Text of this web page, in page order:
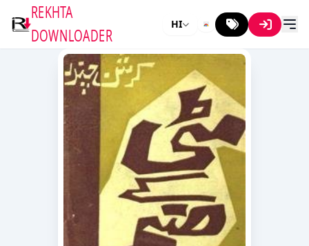
REKHTA
DOWNLOADER
HI